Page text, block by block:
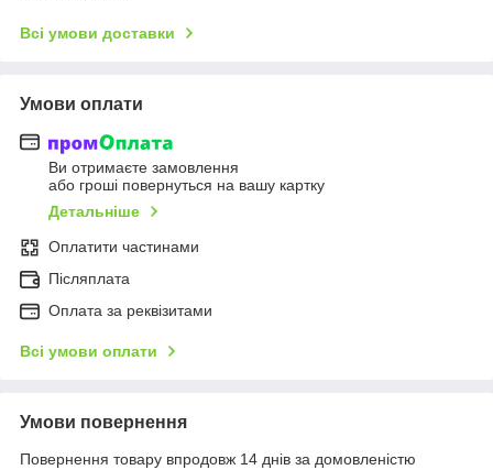
Всі умови доставки
Умови оплати
Ви отримаєте замовлення
або гроші повернуться на вашу картку
Детальніше
Оплатити частинами
Післяплата
Оплата за реквізитами
Всі умови оплати
Умови повернення
Повернення товару впродовж 14 днів за домовленістю